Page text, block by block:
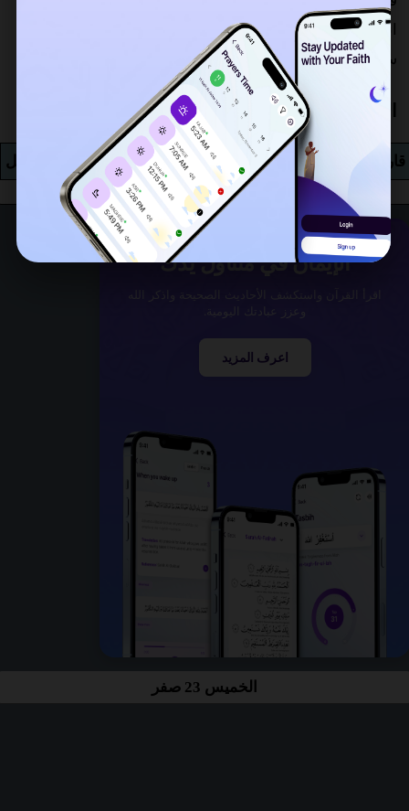
انقر على الشيخ من اختيارك للاستماع أو تحميل تلاوته من
سورة الشمس MP3. في المجموع, 0 قائمة القراء مجرد تحت.
الاستماع إلى سورة الشمس MP3
قاري مدة قراءة استمع تحميل
الإيمان في متناول يدك
اعرف المزيد
الخميس 23 صفر